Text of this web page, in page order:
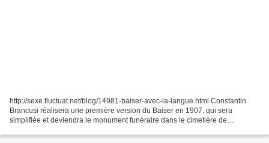
http://sexe.fluctuat.net/blog/14981-baiser-avec-la-langue.html Constantin
Brancusi réalisera une première version du Baiser en 1907, qui sera
simplifiée et deviendra le monument funéraire dans le cimetière de